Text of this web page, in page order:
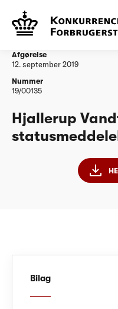
Vandtilsyn
2020
Afgørelse
12. september 2019
Nummer
19/00135
Hjallerup
Bilag